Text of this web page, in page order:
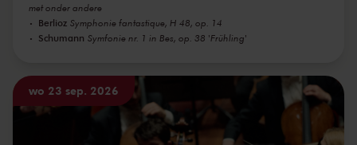
met onder andere
Berlioz Symphonie fantastique, H 48, op. 14
Schumann Symfonie nr. 1 in Bes, op. 38 'Frühling'
wo 23 sep. 2026